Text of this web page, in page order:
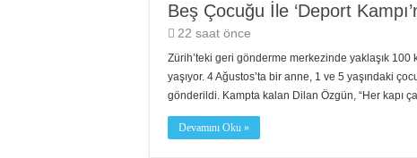
Beş Çocuğu İle ‘Deport
22 saat önce
Zürih’teki geri gönderme merkezinde yaklaşık 100
yaşıyor. 4 Ağustos’ta bir anne, 1 ve 5 yaşındaki
gönderildi. Kampta kalan Dilan Özgün, “Her kapı
Devamını Oku »